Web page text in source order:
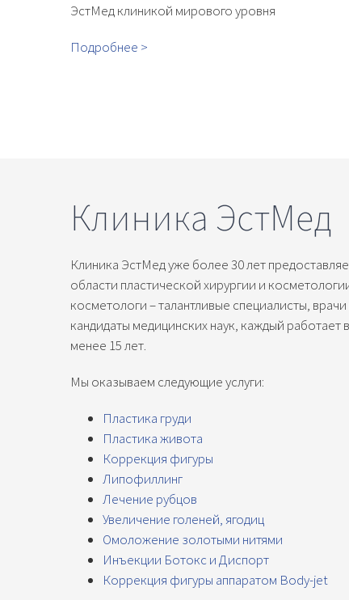
ЭстМед клиникой мирового уровня
Подробнее >
Клиника ЭстМед
Клиника ЭстМед уже более 30 лет
области пластической хирургии и
косметологи – талантливые специалисты,
кандидаты медицинских наук, каждый работает
менее 15 лет.
Мы оказываем следующие услуги:
Пластика груди
Пластика живота
Коррекция фигуры
Липофиллинг
Лечение рубцов
Увеличение голеней, ягодиц
Омоложение золотыми нитями
Инъекции Ботокс и Диспорт
Коррекция фигуры аппаратом Body-jet